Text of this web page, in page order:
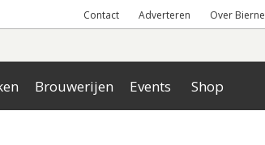
Contact Adverteren Over
Brouwerijen Events Shop